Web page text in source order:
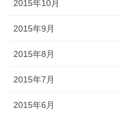
2015年10月
2015年9月
2015年8月
2015年7月
2015年6月